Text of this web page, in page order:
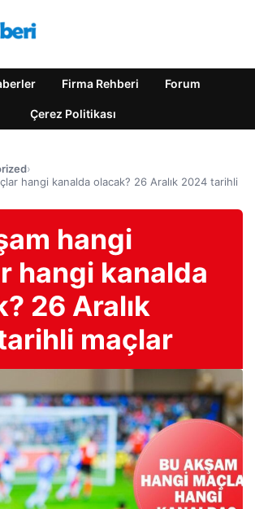
Firma Rehberi Forum
Çerez Politikası
›
hangi kanalda olacak? 26 Aralık 2024 tarihli
hangi
hangi kanalda
26 Aralık
maçlar